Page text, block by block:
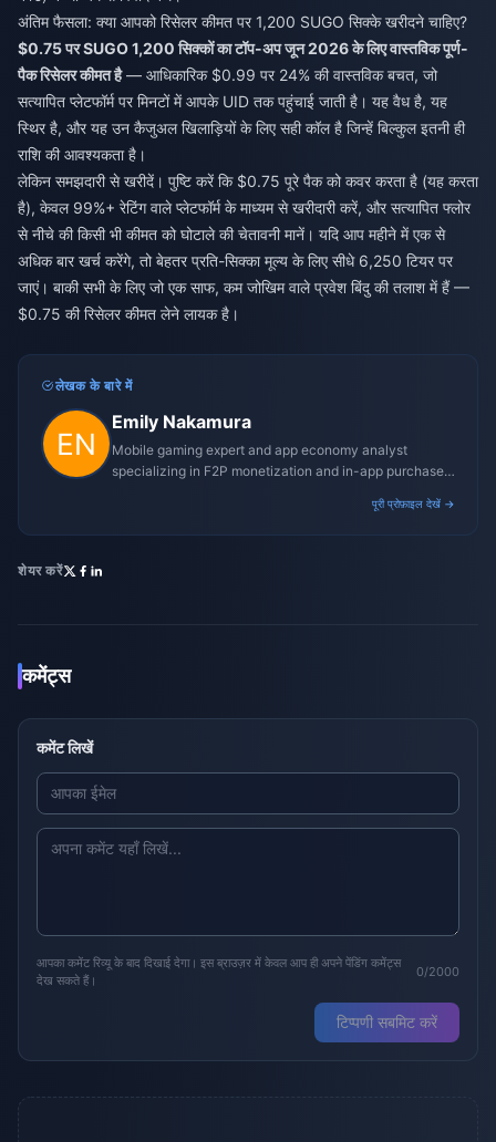
अंतिम फैसला: क्या आपको रिसेलर कीमत पर 1,200 SUGO सिक्के खरीदने चाहिए?
$0.75 पर SUGO 1,200 सिक्कों का टॉप-अप जून 2026 के लिए वास्तविक पूर्ण-
पैक रिसेलर कीमत है— आधिकारिक $0.99 पर 24% की वास्तविक बचत, जो
सत्यापित प्लेटफॉर्म पर मिनटों में आपके UID तक पहुंचाई जाती है। यह वैध है, यह
स्थिर है, और यह उन कैजुअल खिलाड़ियों के लिए सही कॉल है जिन्हें बिल्कुल इतनी ही
राशि की आवश्यकता है।
लेकिन समझदारी से खरीदें। पुष्टि करें कि $0.75 पूरे पैक को कवर करता है (यह करता
है), केवल 99%+ रेटिंग वाले प्लेटफॉर्म के माध्यम से खरीदारी करें, और सत्यापित फ्लोर
से नीचे की किसी भी कीमत को घोटाले की चेतावनी मानें। यदि आप महीने में एक से
अधिक बार खर्च करेंगे, तो बेहतर प्रति-सिक्का मूल्य के लिए सीधे 6,250 टियर पर
जाएं। बाकी सभी के लिए जो एक साफ, कम जोखिम वाले प्रवेश बिंदु की तलाश में हैं —
$0.75 की रिसेलर कीमत लेने लायक है।
लेखक के बारे में
Emily Nakamura
Mobile gaming expert and app economy analyst
specializing in F2P monetization and in-app purchase
पूरी प्रोफ़ाइल देखें →
शेयर करें
कमेंट्स
कमेंट लिखें
आपका कमेंट रिव्यू के बाद दिखाई देगा। इस ब्राउज़र में केवल आप ही अपने पेंडिंग कमेंट्स
देख सकते हैं।
0/2000
टिप्पणी सबमिट करें